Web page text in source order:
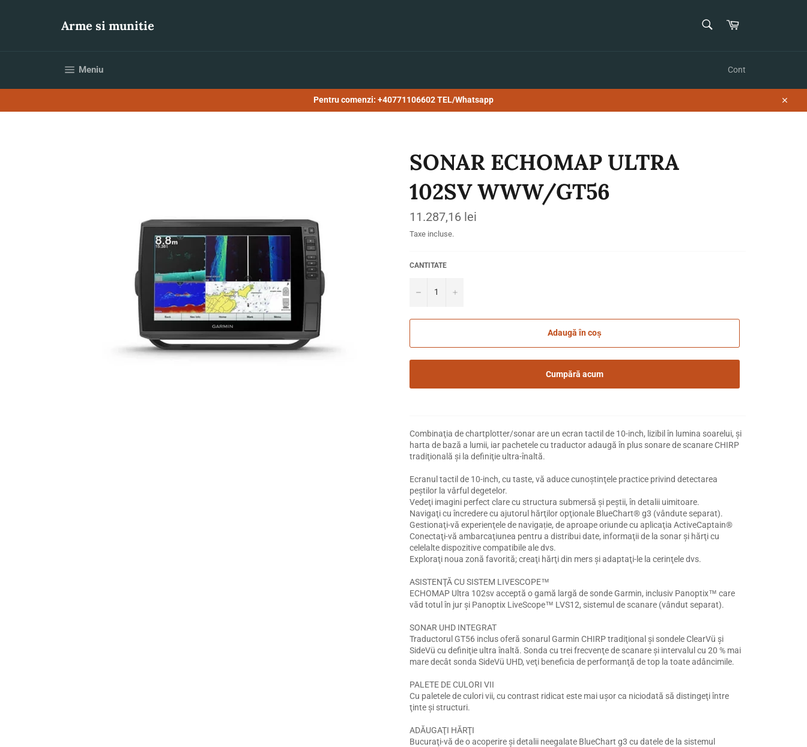
Arme si munitie Coș
MeniuNavigare pe site Cont
Pentru comenzi: +40771106602 TEL/Whatsapp
SONAR ECHOMAP ULTRA
102SV WWW/GT56
Preț
obișnuit
11.287,16 lei
Taxe incluse.
CANTITATE
− +
Adaugă în coș
Cumpără acum
Combinaţia de chartplotter/sonar are un ecran tactil de 10-inch, lizibil în lumina soarelui, şi
harta de bază a lumii, iar pachetele cu traductor adaugă în plus sonare de scanare CHIRP
tradiţională şi la definiţie ultra-înaltă.
Ecranul tactil de 10-inch, cu taste, vă aduce cunoştinţele practice privind detectarea
peştilor la vârful degetelor.
Vedeţi imagini perfect clare cu structura submersă şi peştii, în detalii uimitoare.
Navigaţi cu încredere cu ajutorul hărţilor opţionale BlueChart® g3 (vândute separat).
Gestionaţi-vă experienţele de navigație, de aproape oriunde cu aplicaţia ActiveCaptain®
Conectaţi-vă ambarcaţiunea pentru a distribui date, informaţii de la sonar şi hărţi cu
celelalte dispozitive compatibile ale dvs.
Exploraţi noua zonă favorită; creaţi hărţi din mers şi adaptaţi-le la cerinţele dvs.
ASISTENŢĂ CU SISTEM LIVESCOPE™
ECHOMAP Ultra 102sv acceptă o gamă largă de sonde Garmin, inclusiv Panoptix™ care
văd totul în jur şi Panoptix LiveScope™ LVS12, sistemul de scanare (vândut separat).
SONAR UHD INTEGRAT
Traductorul GT56 inclus oferă sonarul Garmin CHIRP tradiţional şi sondele ClearVü şi
SideVü cu definiţie ultra înaltă. Sonda cu trei frecvenţe de scanare şi intervalul cu 20 % mai
mare decât sonda SideVü UHD, veţi beneficia de performanţă de top la toate adâncimile.
PALETE DE CULORI VII
Cu paletele de culori vii, cu contrast ridicat este mai uşor ca niciodată să distingeţi între
ţinte şi structuri.
ADĂUGAŢI HĂRŢI
Bucuraţi-vă de o acoperire şi detalii neegalate BlueChart g3 cu datele de la sistemul